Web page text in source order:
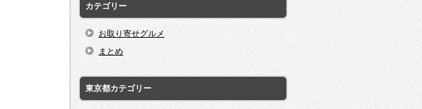
カテゴリー
お取り寄せグルメ
まとめ
東京都カテゴリー